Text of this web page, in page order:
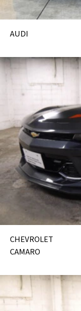
AUDI
CHEVROLET
CAMARO